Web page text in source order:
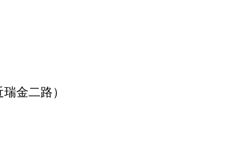
金二路）